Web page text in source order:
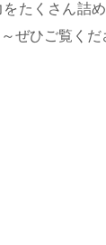
たくさん詰
ぜひご覧くだ